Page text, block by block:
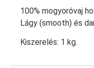
100% mogyoróvaj
Lágy (smooth) és
Kiszerelés: 1 kg.